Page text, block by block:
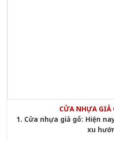
CỬA NHỰA GIẢ
1. Cửa nhựa giả gỗ: Hiện
xu